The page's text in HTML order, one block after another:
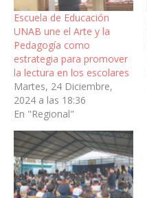
Escuela de Educación
UNAB une el Arte y la
Pedagogía como
estrategia para promover
la lectura en los escolares
Martes, 24 Diciembre,
2024 a las 18:36
En "Regional"